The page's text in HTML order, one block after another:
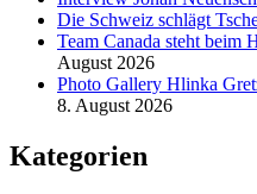
Die Schweiz schlägt
Team Canada steht beim
August 2026
Photo Gallery Hlinka
8. August 2026
Kategorien